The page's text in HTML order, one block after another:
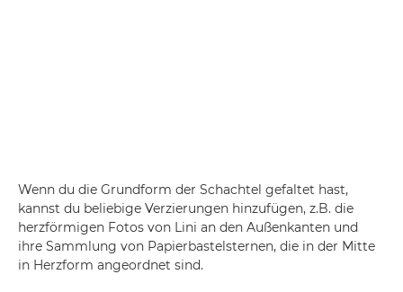
Wenn du die Grundform der Schachtel gefaltet hast,
kannst du beliebige Verzierungen hinzufügen, z.B. die
herzförmigen Fotos von Lini an den Außenkanten und
ihre Sammlung von Papierbastelsternen, die in der Mitte
in Herzform angeordnet sind.